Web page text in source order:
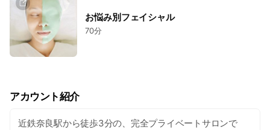
お悩み別フェイシャル
70分
アカウント紹介
近鉄奈良駅から徒歩3分の、完全プライベートサロンで